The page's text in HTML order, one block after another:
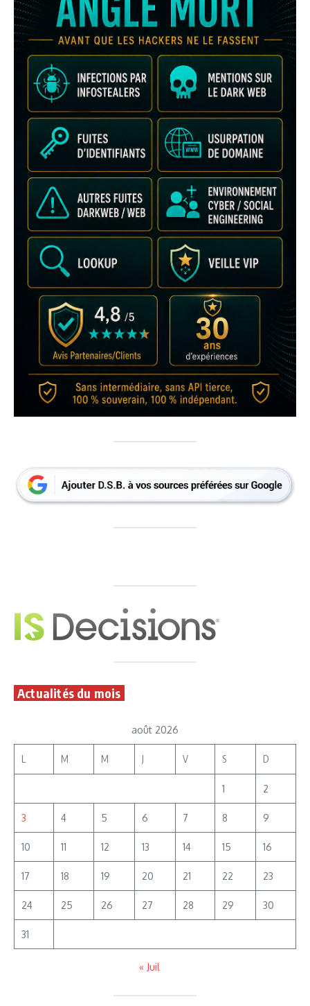
Actualités du mois
août 2026
L M M J V S D
1 2
3 4 5 6 7 8 9
10 11 12 13 14 15 16
17 18 19 20 21 22 23
24 25 26 27 28 29 30
31
« Juil